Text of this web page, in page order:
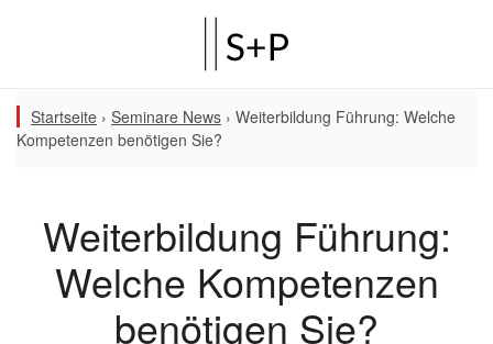
Startseite › Seminare News › Weiterbildung Führung: Welche
Kompetenzen benötigen Sie?
Weiterbildung Führung:
Welche Kompetenzen
benötigen Sie?